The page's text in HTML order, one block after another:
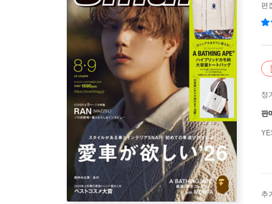
편
정
판
추